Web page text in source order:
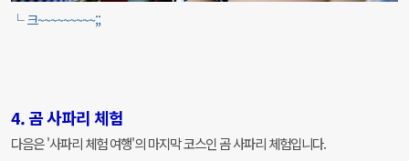
└ 크~~~~~~~~~;;
4. 곰 사파리 체험
다음은 '사파리 체험 여행'의 마지막 코스인 곰 사파리 체험입니다.